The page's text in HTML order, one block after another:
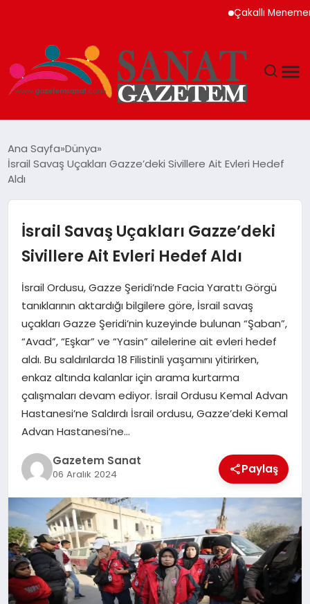
Çakallı Menemeni
TEKNOLOJI
YAŞAM
EKONOMI
SAĞLIK
DÜNYA
EĞITIM
Ana Sayfa Dünya
İsrail Savaş Uçakları Gazze’deki Sivillere Ait Evleri Hedef
Aldı
İsrail Savaş Uçakları Gazze’deki
Sivillere Ait Evleri Hedef Aldı
İsrail Ordusu, Gazze Şeridi’nde Facia Yarattı Görgü
tanıklarının aktardığı bilgilere göre, İsrail savaş
uçakları Gazze Şeridi’nin kuzeyinde bulunan “Şaban”,
“Avad”, “Eşkar” ve “Yasin” ailelerine ait evleri hedef
aldı. Bu saldırılarda 18 Filistinli yaşamını yitirirken,
enkaz altında kalanlar için arama kurtarma
çalışmaları devam ediyor. İsrail Ordusu Kemal Advan
Hastanesi’ne Saldırdı İsrail ordusu, Gazze’deki Kemal
Advan Hastanesi’ne…
Gazetem Sanat
06 Aralık 2024 Paylaş